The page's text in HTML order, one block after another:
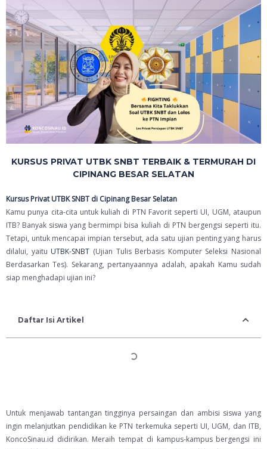
KURSUS PRIVAT UTBK SNBT TERBAIK & TERMURAH DI
CIPINANG BESAR SELATAN
Kursus Privat UTBK SNBT di Cipinang Besar Selatan
Kamu punya cita-cita untuk kuliah di PTN Favorit seperti UI, UGM, ataupun
ITB? Banyak siswa yang bermimpi bisa kuliah di PTN bergengsi seperti itu.
Tetapi, untuk mencapai impian tersebut, ada satu ujian penting yang harus
dilalui, yaitu UTBK-SNBT (Ujian Tulis Berbasis Komputer Seleksi Nasional
Berdasarkan Tes). Sekarang, pertanyaannya adalah, apakah Kamu sudah
siap menghadapi ujian ini?
Daftar Isi Artikel
Untuk menjawab tantangan tingginya persaingan dan ambisi siswa yang
ingin melanjutkan pendidikan ke PTN terkemuka seperti UI, UGM, dan ITB,
KoncoSinau.id didirikan. Meraih tempat di kampus-kampus bergengsi ini